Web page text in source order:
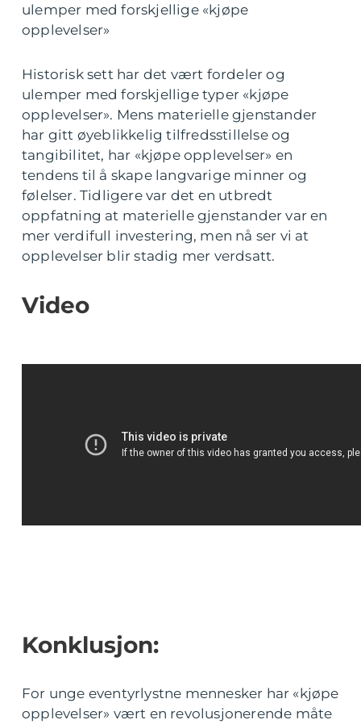
ulemper med forskjellige «kjøpe
opplevelser»
Historisk sett har det vært fordeler og
ulemper med forskjellige typer «kjøpe
opplevelser». Mens materielle gjenstander
har gitt øyeblikkelig tilfredsstillelse og
tangibilitet, har «kjøpe opplevelser» en
tendens til å skape langvarige minner og
følelser. Tidligere var det en utbredt
oppfatning at materielle gjenstander var en
mer verdifull investering, men nå ser vi at
opplevelser blir stadig mer verdsatt.
Video
Konklusjon:
For unge eventyrlystne mennesker har «kjøpe
opplevelser» vært en revolusjonerende måte